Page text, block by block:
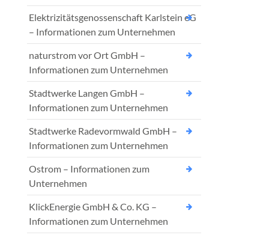
Elektrizitätsgenossenschaft Karlstein eG
– Informationen zum Unternehmen
naturstrom vor Ort GmbH –
Informationen zum Unternehmen
Stadtwerke Langen GmbH –
Informationen zum Unternehmen
Stadtwerke Radevormwald GmbH –
Informationen zum Unternehmen
Ostrom – Informationen zum
Unternehmen
KlickEnergie GmbH & Co. KG –
Informationen zum Unternehmen